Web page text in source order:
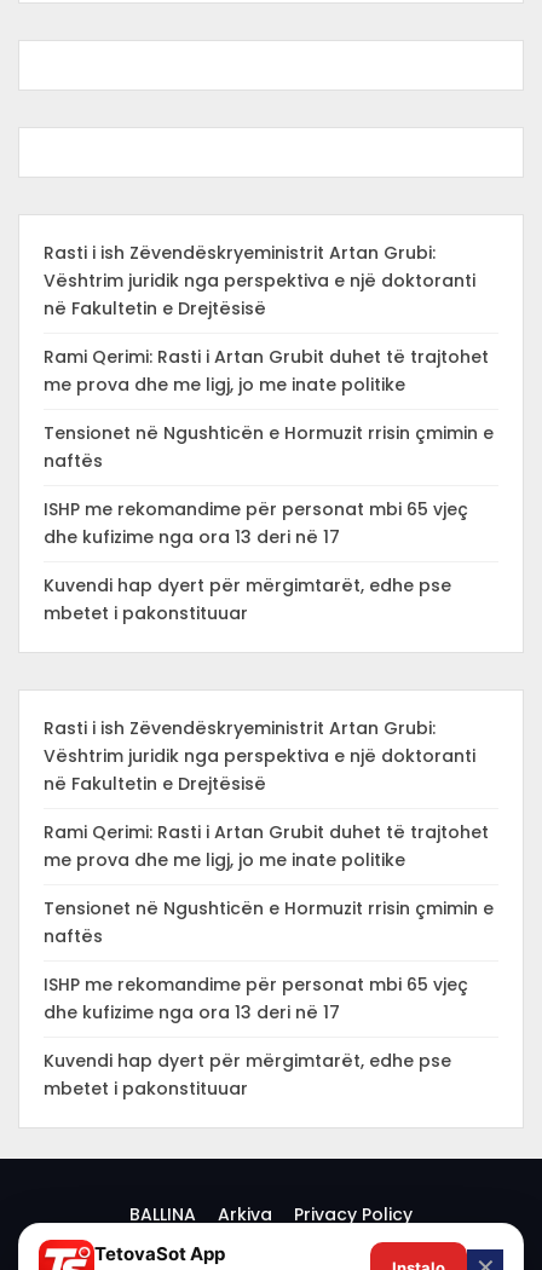
Rasti i ish Zëvendëskryeministrit Artan Grubi:
Vështrim juridik nga perspektiva e një doktoranti
në Fakultetin e Drejtësisë
Rami Qerimi: Rasti i Artan Grubit duhet të trajtohet
me prova dhe me ligj, jo me inate politike
Tensionet në Ngushticën e Hormuzit rrisin çmimin e
naftës
ISHP me rekomandime për personat mbi 65 vjeç
dhe kufizime nga ora 13 deri në 17
Kuvendi hap dyert për mërgimtarët, edhe pse
mbetet i pakonstituuar
Rasti i ish Zëvendëskryeministrit Artan Grubi:
Vështrim juridik nga perspektiva e një doktoranti
në Fakultetin e Drejtësisë
Rami Qerimi: Rasti i Artan Grubit duhet të trajtohet
me prova dhe me ligj, jo me inate politike
Tensionet në Ngushticën e Hormuzit rrisin çmimin e
naftës
ISHP me rekomandime për personat mbi 65 vjeç
dhe kufizime nga ora 13 deri në 17
Kuvendi hap dyert për mërgimtarët, edhe pse
mbetet i pakonstituuar
BALLINA Arkiva Privacy Policy
TetovaSot App